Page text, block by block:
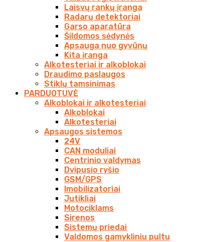
Laisvų rankų įranga
Radarų detektoriai
Garso aparatūra
Šildomos sėdynės
Apsauga nuo gyvūnų
Kita įranga
Alkotesteriai ir alkoblokai
Draudimo paslaugos
Stiklų tamsinimas
PARDUOTUVĖ
Alkoblokai ir alkotesteriai
Alkoblokai
Alkotesteriai
Apsaugos sistemos
24V
CAN moduliai
Centrinio valdymas
Dvipusio ryšio
GSM/GPS
Imobilizatoriai
Jutikliai
Motociklams
Sirenos
Sistemų priedai
Valdomos gamykliniu pultu